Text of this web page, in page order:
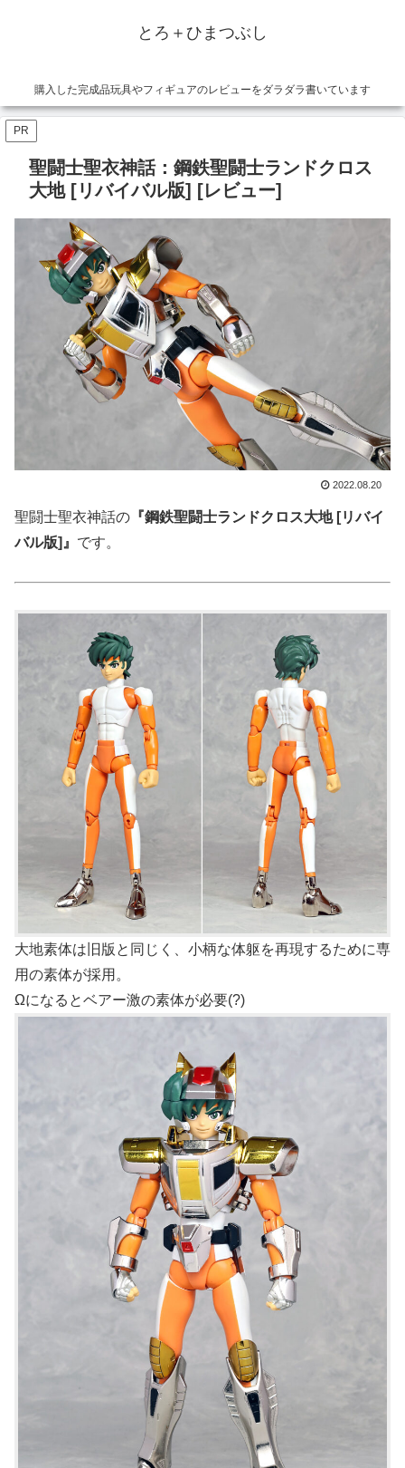
とろ＋ひまつぶし
購入した完成品玩具やフィギュアのレビューをダラダラ書いています
PR
聖闘士聖衣神話：鋼鉄聖闘士ランドクロス
大地 [リバイバル版] [レビュー]
2022.08.20
聖闘士聖衣神話の 『鋼鉄聖闘士ランドクロス大地 [リバイ
バル版]』 です。
大地素体は旧版と同じく、小柄な体躯を再現するために専
用の素体が採用。
Ωになるとベアー激の素体が必要(?)